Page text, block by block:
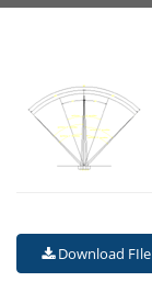
Download FIle